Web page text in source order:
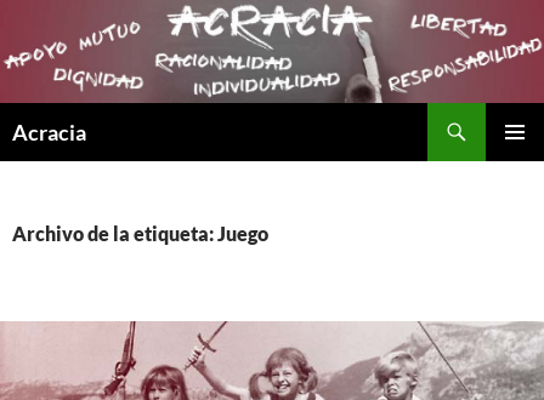
Acracia
Archivo de la etiqueta: Juego